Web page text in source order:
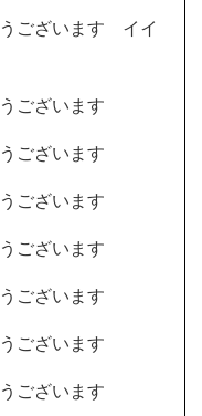
ございます イイ
ございます
ございます
ございます
ございます
ございます
ございます
ございます